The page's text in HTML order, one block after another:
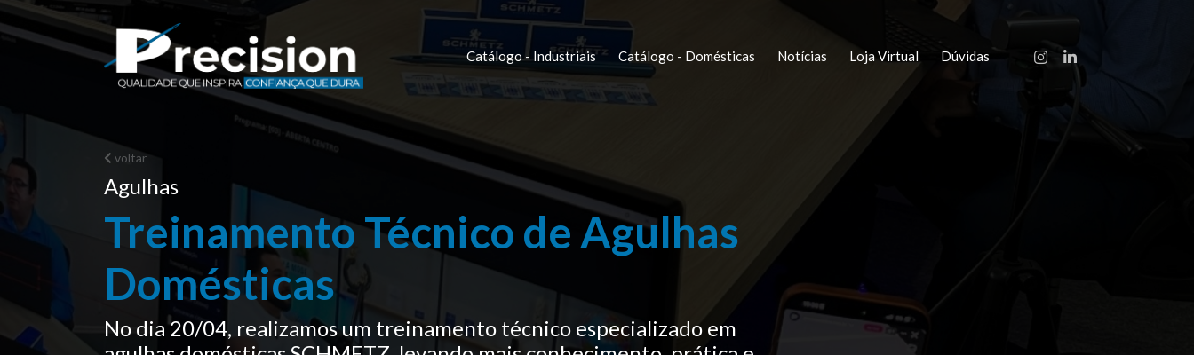
Catálogo - Industriais Catálogo - Domésticas Notícias Loja Virtual Dúvidas
voltar
Agulhas
Treinamento Técnico de Agulhas
Domésticas
No dia 20/04, realizamos um treinamento técnico especializado em